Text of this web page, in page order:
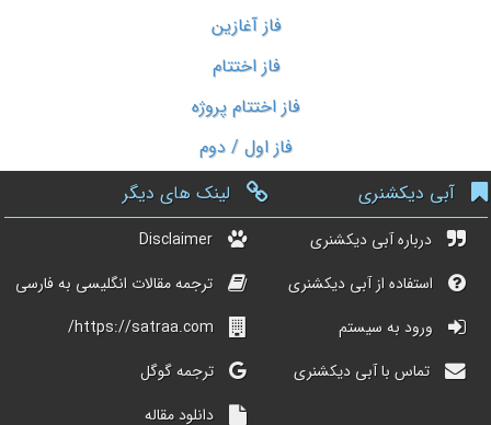
فاز آغازین
فاز اختتام
فاز اختتام پروژه
فاز اول / دوم
آبی دیکشنری
درباره آبی دیکشنری
استفاده از آبی دیکشنری
ورود به سیستم
تماس با آبی دیکشنری
لینک های دیگر
Disclaimer
ترجمه مقالات انگلیسی به فارسی
https://satraa.com/
ترجمه گوگل
دانلود مقاله